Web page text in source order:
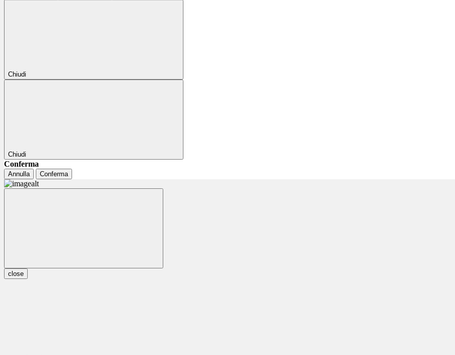
Chiudi
Chiudi
Conferma
Annulla Conferma
close